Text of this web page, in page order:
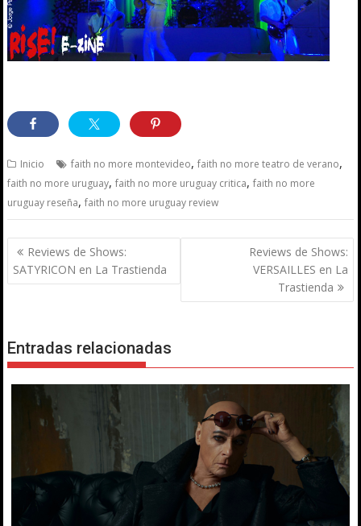
Inicio faith no more montevideo,faith no more teatro de verano,
faith no more uruguay,faith no more uruguay critica,faith no more
uruguay reseña,faith no more uruguay review
Navegación
de
entradas
Reviews de Shows:
SATYRICON en La Trastienda
Reviews de Shows:
VERSAILLES en La
Trastienda
Entradas relacionadas